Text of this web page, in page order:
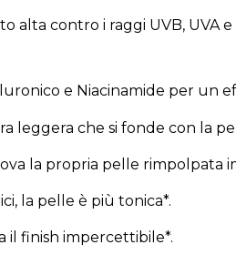
alta contro i raggi UVB,
e Niacinamide per un
leggera che si fonde con la
la propria pelle rimpolpata
la pelle è più tonica*.
il finish impercettibile*.